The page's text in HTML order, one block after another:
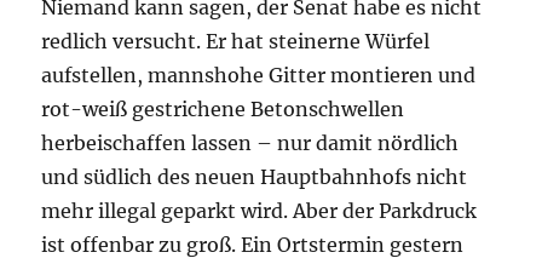
Niemand kann sagen, der Senat habe es nicht
redlich versucht. Er hat steinerne Würfel
aufstellen, mannshohe Gitter montieren und
rot-weiß gestrichene Betonschwellen
herbeischaffen lassen – nur damit nördlich
und südlich des neuen Hauptbahnhofs nicht
mehr illegal geparkt wird. Aber der Parkdruck
ist offenbar zu groß. Ein Ortstermin gestern